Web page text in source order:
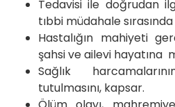
Tedavisi ile doğrudan
tıbbi müdahale
Hastalığın mahiyeti
şahsi ve ailevi hayatına
Sağlık
tutulmasını, kapsar.